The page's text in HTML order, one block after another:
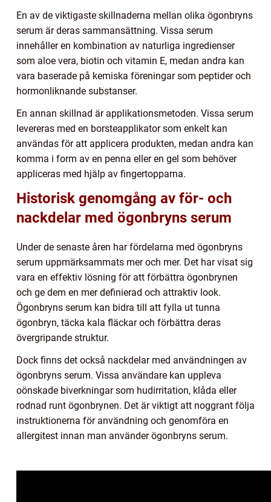
En av de viktigaste skillnaderna mellan olika ögonbryns
serum är deras sammansättning. Vissa serum
innehåller en kombination av naturliga ingredienser
som aloe vera, biotin och vitamin E, medan andra kan
vara baserade på kemiska föreningar som peptider och
hormonliknande substanser.
En annan skillnad är applikationsmetoden. Vissa serum
levereras med en borsteapplikator som enkelt kan
användas för att applicera produkten, medan andra kan
komma i form av en penna eller en gel som behöver
appliceras med hjälp av fingertopparna.
Historisk genomgång av för- och
nackdelar med ögonbryns serum
Under de senaste åren har fördelarna med ögonbryns
serum uppmärksammats mer och mer. Det har visat sig
vara en effektiv lösning för att förbättra ögonbrynen
och ge dem en mer definierad och attraktiv look.
Ögonbryns serum kan bidra till att fylla ut tunna
ögonbryn, täcka kala fläckar och förbättra deras
övergripande struktur.
Dock finns det också nackdelar med användningen av
ögonbryns serum. Vissa användare kan uppleva
oönskade biverkningar som hudirritation, klåda eller
rodnad runt ögonbrynen. Det är viktigt att noggrant följa
instruktionerna för användning och genomföra en
allergitest innan man använder ögonbryns serum.